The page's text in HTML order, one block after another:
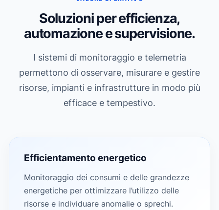
Soluzioni per efficienza,
automazione e supervisione.
I sistemi di monitoraggio e telemetria
permettono di osservare, misurare e gestire
risorse, impianti e infrastrutture in modo più
efficace e tempestivo.
Efficientamento energetico
Monitoraggio dei consumi e delle grandezze
energetiche per ottimizzare l’utilizzo delle
risorse e individuare anomalie o sprechi.